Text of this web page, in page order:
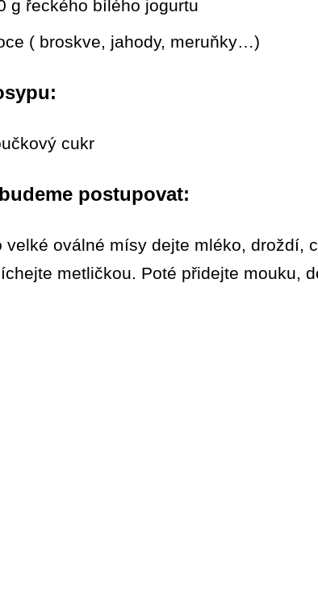
g řeckého bílého jogurtu
( broskve, jahody, meruňky…)
cukr
postupovat:
velké oválné mísy dejte mléko, droždí,
metličkou. Poté přidejte mouku,